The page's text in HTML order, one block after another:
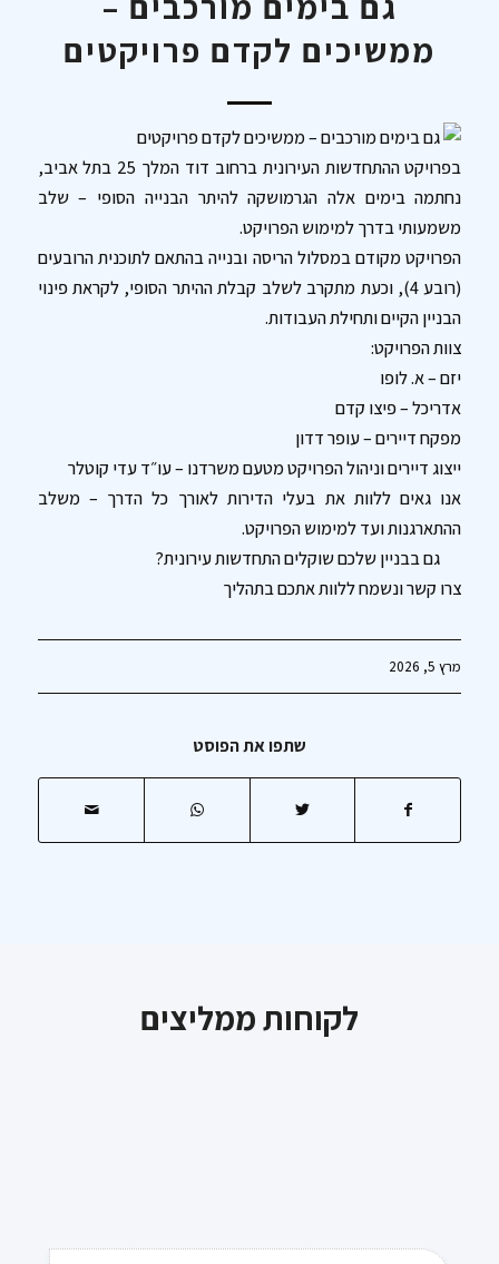
ממשיכים לקדם פרויקטים
גם בימים מורכבים – ממשיכים לקדם פרויקטים
בפרויקט ההתחדשות העירונית ברחוב דוד המלך 25 בתל אביב,
נחתמה בימים אלה הגרמושקה להיתר הבנייה הסופי – שלב
משמעותי בדרך למימוש הפרויקט.
הפרויקט מקודם במסלול הריסה ובנייה בהתאם לתוכנית הרובעים
(רובע 4), וכעת מתקרב לשלב קבלת ההיתר הסופי, לקראת פינוי
הבניין הקיים ותחילת העבודות.
צוות הפרויקט:
יזם – א. לופו
אדריכל – פיצו קדם
מפקח דיירים – עופר דדון
ייצוג דיירים וניהול הפרויקט מטעם משרדנו – עו״ד עדי קוטלר
אנו גאים ללוות את בעלי הדירות לאורך כל הדרך – משלב
ההתארגנות ועד למימוש הפרויקט.
גם בבניין שלכם שוקלים התחדשות עירונית?
צרו קשר ונשמח ללוות אתכם בתהליך
מרץ 5, 2026
שתפו את הפוסט
לקוחות ממליצים